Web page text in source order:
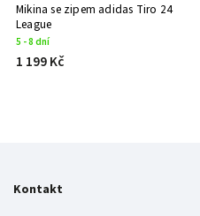
Mikina se zipem adidas Tiro 24
League
5 - 8 dní
1 199 Kč
Kontakt